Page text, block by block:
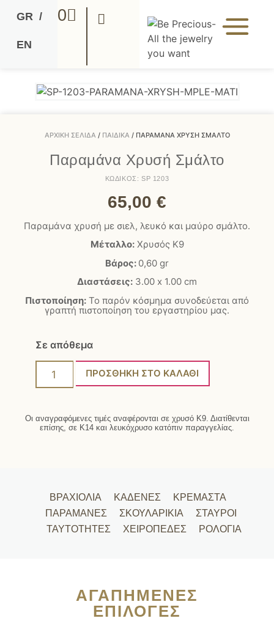
0
GR /
EN
ΑΡΧΙΚΉ ΣΕΛΊΔΑ/ ΠΑΙΔΙΚΆ/ ΠΑΡΑΜΆΝΑ ΧΡΥΣΉ ΣΜΆΛΤΟ
Παραμάνα Χρυσή Σμάλτο
ΚΩΔΙΚΟΣ: SP 1203
65,00 €
Παραμάνα χρυσή με σιελ, λευκό και μαύρο σμάλτο.
Μέταλλο:Χρυσός Κ9
Βάρος: 0,60 gr
Διαστάσεις: 3.00 x 1.00 cm
Πιστοποίηση: Το παρόν κόσμημα συνοδεύεται από
γραπτή πιστοποίηση του εργαστηρίου μας.
Σε απόθεμα
ΠΡΟΣΘΉΚΗ ΣΤΟ ΚΑΛΆΘΙ
Οι αναγραφόμενες τιμές αναφέρονται σε χρυσό Κ9. Διατίθενται
επίσης, σε Κ14 και λευκόχρυσο κατόπιν παραγγελίας.
ΒΡΑΧΙΌΛΙΑ ΚΑΔΈΝΕΣ
ΚΡΕΜΑΣΤΆ
ΠΑΡΑΜΆΝΕΣ
ΣΚΟΥΛΑΡΊΚΙΑ
ΣΤΑΥΡΟΊ
ΤΑΥΤΌΤΗΤΕΣ
ΧΕΙΡΟΠΈΔΕΣ ΡΟΛΌΓΙΑ
ΑΓΑΠΗΜΈΝΕΣ
ΕΠΙΛΟΓΈΣ